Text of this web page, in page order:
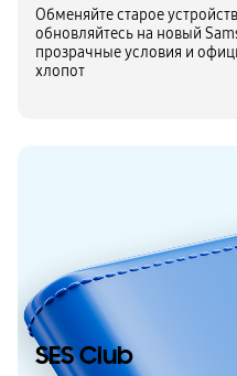
Обменяйте старое
обновляйтесь на новый
прозрачные условия и
хлопот
SES Club